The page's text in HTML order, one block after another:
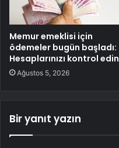
Memur emeklisi için
ödemeler bugün başladı:
Hesaplarınızı kontrol edin
Ağustos 5, 2026
Bir yanıt yazın